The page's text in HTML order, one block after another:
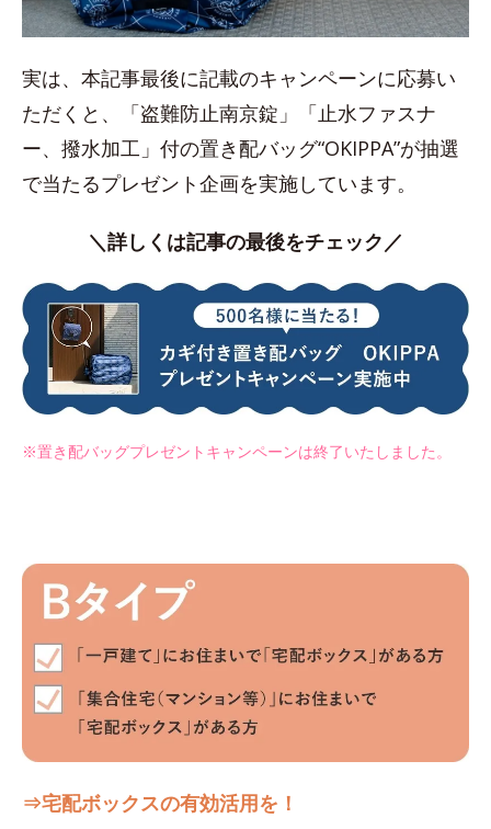
実は、本記事最後に記載のキャンペーンに応募い
ただくと、「盗難防止南京錠」「止水ファスナ
ー、撥水加工」付の置き配バッグ“OKIPPA”が抽選
で当たるプレゼント企画を実施しています。
＼詳しくは記事の最後をチェック／
※置き配バッグプレゼントキャンペーンは終了いたしました。
⇒宅配ボックスの有効活用を！